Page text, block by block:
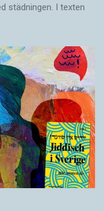
städningen. I ­texten